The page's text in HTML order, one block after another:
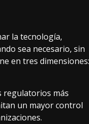
la tecnología,
sea necesario, sin
en tres dimensiones:
regulatorios más
un mayor control